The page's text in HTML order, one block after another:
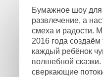
Бумажное шоу для
развлечение, а
смеха и радости.
2016 года
каждый ребёнок
волшебной сказки.
сверкающие